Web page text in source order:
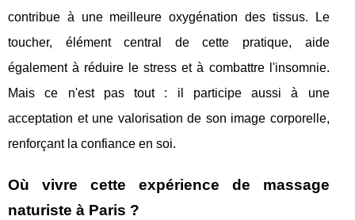
contribue à une meilleure oxygénation des tissus. Le
toucher, élément central de cette pratique, aide
également à réduire le stress et à combattre l'insomnie.
Mais ce n'est pas tout : il participe aussi à une
acceptation et une valorisation de son image corporelle,
renforçant la confiance en soi.
Où vivre cette expérience de massage
naturiste à Paris ?